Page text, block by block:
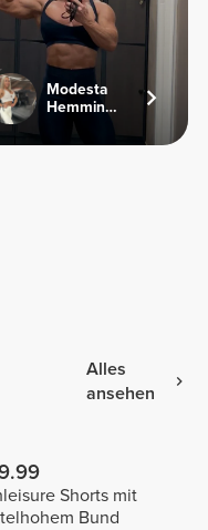
Modesta
Hemmingsen
Alles
ansehen
Shorts mit
Bund